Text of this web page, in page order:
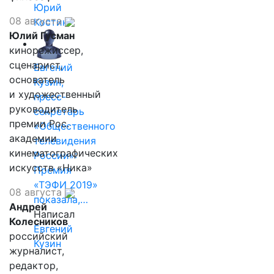
Юрий
Костин
Евгений
Кузин,
пресс-
секретарь
«Общественного
телевидения
России»:
Премия
«ТЭФИ 2019»
показала,…
Написал
Евгений
Кузин
08 августа
Юлий Гусман
кинорежиссер,
сценарист,
основатель
и художественный
руководитель
премии Рос.
академии
кинематографических
искусств «Ника»
08 августа
Андрей
Колесников
российский
журналист,
редактор,